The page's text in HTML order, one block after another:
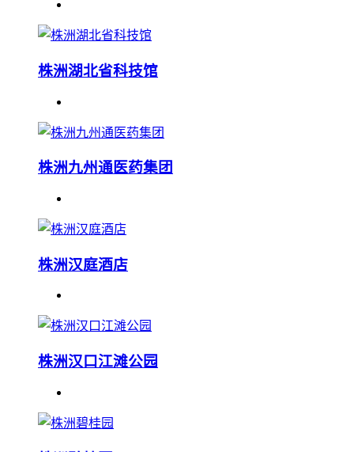
株洲湖北省科技馆
株洲九州通医药集团
株洲汉庭酒店
株洲汉口江滩公园